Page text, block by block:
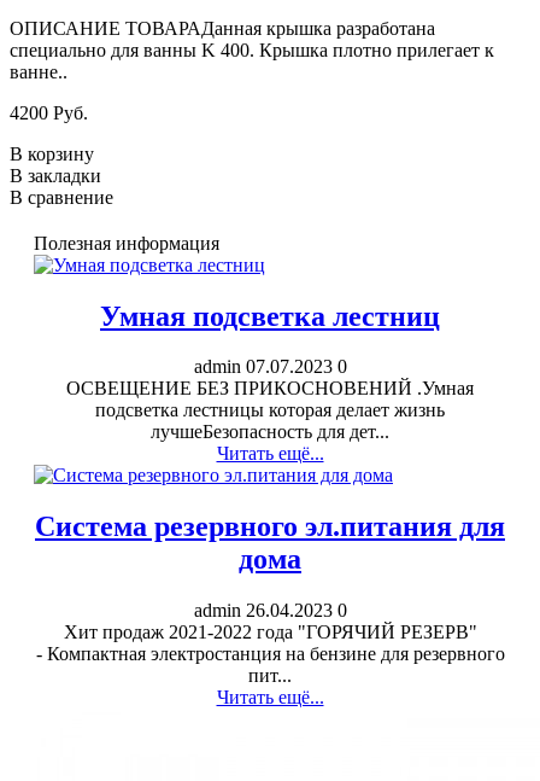
ОПИСАНИЕ ТОВАРАДанная крышка разработана
специально для ванны K 400. Крышка плотно прилегает к
ванне..
4200 Pуб.
В корзину
В закладки
В сравнение
Полезная информация
Умная подсветка лестниц
admin 07.07.2023 0
ОСВЕЩЕНИЕ БЕЗ ПРИКОСНОВЕНИЙ .Умная
подсветка лестницы которая делает жизнь
лучшеБезопасность для дет...
Читать ещё...
Система резервного эл.питания для
дома
admin 26.04.2023 0
Хит продаж 2021-2022 года "ГОРЯЧИЙ РЕЗЕРВ"
- Компактная электростанция на бензине для резервного
пит...
Читать ещё...